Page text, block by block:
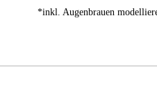
*inkl. Augenbrauen